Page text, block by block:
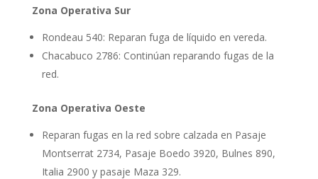
Zona Operativa Sur
Rondeau 540: Reparan fuga de líquido en vereda.
Chacabuco 2786: Continúan reparando fugas de la
red.
Zona Operativa Oeste
Reparan fugas en la red sobre calzada en Pasaje
Montserrat 2734, Pasaje Boedo 3920, Bulnes 890,
Italia 2900 y pasaje Maza 329.